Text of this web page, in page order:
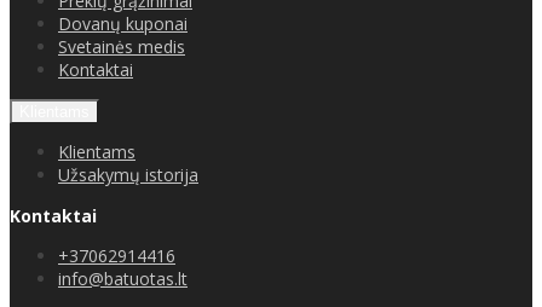
Dovanų kuponai
Svetainės medis
Kontaktai
Klientams
Užsakymų istorija
Kontaktai
+37062914416
info@batuotas.lt